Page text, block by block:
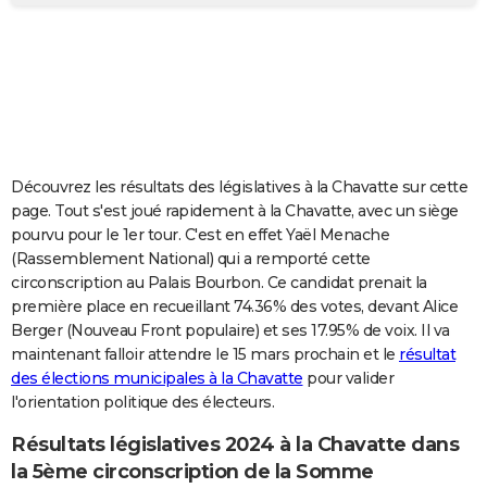
Carte de Noël
Carte Bonne année
Carte Saint-Valentin
Carte Pâques
Carte d'anniversaire
DICTIONNAIRE
Dictionnaire
Biographies
Citations
Expressions
Proverbes
PROGRAMME TV
COPAINS D'AVANT
S'inscrire
Se connecter
Lycées
Collèges
Primaires
Universités
Entreprises
Service militaire
Avis de recherche
AVIS DE DÉCÈS
FORUM
Découvrez les résultats des législatives à la Chavatte sur cette
page. Tout s'est joué rapidement à la Chavatte, avec un siège
pourvu pour le 1er tour. C'est en effet Yaël Menache
(Rassemblement National) qui a remporté cette
circonscription au Palais Bourbon. Ce candidat prenait la
première place en recueillant 74.36% des votes, devant Alice
Berger (Nouveau Front populaire) et ses 17.95% de voix. Il va
maintenant falloir attendre le 15 mars prochain et le résultat
des élections municipales à la Chavatte pour valider
l'orientation politique des électeurs.
Résultats législatives 2024 à la Chavatte dans
la 5ème circonscription de la Somme